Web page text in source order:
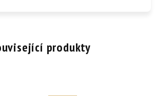
produkty